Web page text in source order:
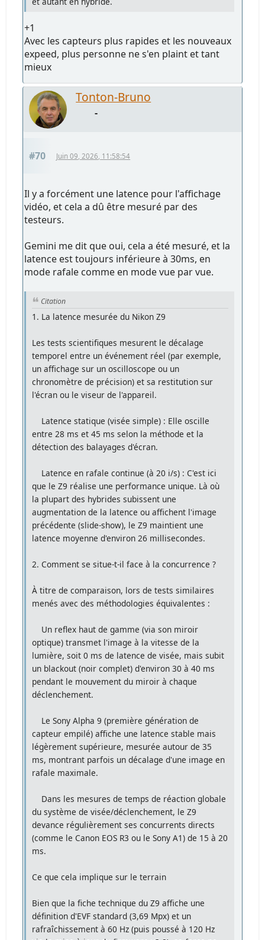
+1
Avec les capteurs plus rapides et les nouveaux
expeed, plus personne ne s'en plaint et tant
mieux
Tonton-Bruno
-
#70 Juin 09, 2026, 11:58:54
Il y a forcément une latence pour l'affichage
vidéo, et cela a dû être mesuré par des
testeurs.
Gemini me dit que oui, cela a été mesuré, et la
latence est toujours inférieure à 30ms, en
mode rafale comme en mode vue par vue.
Citation
1. La latence mesurée du Nikon Z9
Les tests scientifiques mesurent le décalage
temporel entre un événement réel (par exemple,
un affichage sur un oscilloscope ou un
chronomètre de précision) et sa restitution sur
l'écran ou le viseur de l'appareil.
Latence statique (visée simple) : Elle oscille
entre 28 ms et 45 ms selon la méthode et la
détection des balayages d'écran.
Latence en rafale continue (à 20 i/s) : C'est ici
que le Z9 réalise une performance unique. Là où
la plupart des hybrides subissent une
augmentation de la latence ou affichent l'image
précédente (slide-show), le Z9 maintient une
latence moyenne d'environ 26 millisecondes.
2. Comment se situe-t-il face à la concurrence ?
À titre de comparaison, lors de tests similaires
menés avec des méthodologies équivalentes :
Un reflex haut de gamme (via son miroir
optique) transmet l'image à la vitesse de la
lumière, soit 0 ms de latence de visée, mais subit
un blackout (noir complet) d'environ 30 à 40 ms
pendant le mouvement du miroir à chaque
déclenchement.
Le Sony Alpha 9 (première génération de
capteur empilé) affiche une latence stable mais
légèrement supérieure, mesurée autour de 35
ms, montrant parfois un décalage d'une image en
rafale maximale.
Dans les mesures de temps de réaction globale
du système de visée/déclenchement, le Z9
devance régulièrement ses concurrents directs
(comme le Canon EOS R3 ou le Sony A1) de 15 à 20
ms.
Ce que cela implique sur le terrain
Bien que la fiche technique du Z9 affiche une
définition d'EVF standard (3,69 Mpx) et un
rafraîchissement à 60 Hz (puis poussé à 120 Hz